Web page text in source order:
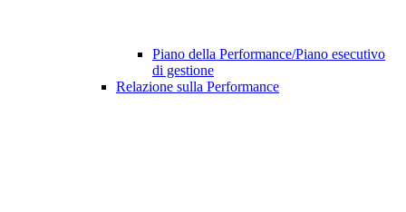
Piano della Performance/Piano esecutivo
di gestione
Relazione sulla Performance